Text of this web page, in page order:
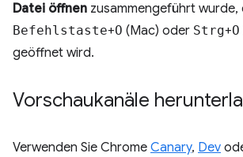
Datei öffnen zusammengeführt wurde,
Befehlstaste+O (Mac) oder Strg+O
geöffnet wird.
Vorschaukanäle
Verwenden Sie Chrome Canary, Dev